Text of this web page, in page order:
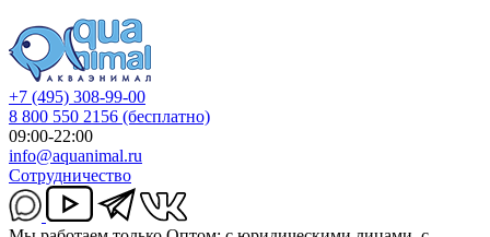
+7 (495) 308-99-00
8 800 550 2156 (бесплатно)
09:00-22:00
info@aquanimal.ru
Сотрудничество